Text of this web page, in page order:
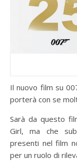
Il nuovo film su
porterà con se
Sarà da questo
Girl, ma che
presenti nel film
per un ruolo di